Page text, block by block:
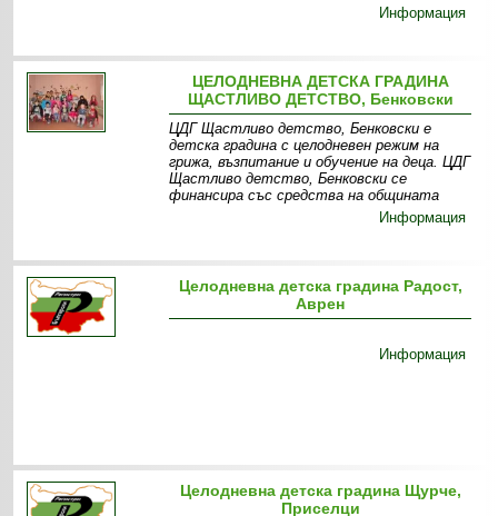
Информация
ЦЕЛОДНЕВНА ДЕТСКА ГРАДИНА
ЩАСТЛИВО ДЕТСТВО, Бенковски
ЦДГ Щастливо детство, Бенковски е
детска градина с целодневен режим на
грижа, възпитание и обучение на деца. ЦДГ
Щастливо детство, Бенковски се
финансира със средства на общината
Информация
Целодневна детска градина Радост,
Аврен
Информация
Целодневна детска градина Щурче,
Приселци